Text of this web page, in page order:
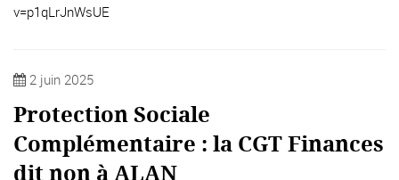
v=p1qLrJnWsUE
2 juin 2025
Protection Sociale
Complémentaire : la CGT Finances
dit non à ALAN